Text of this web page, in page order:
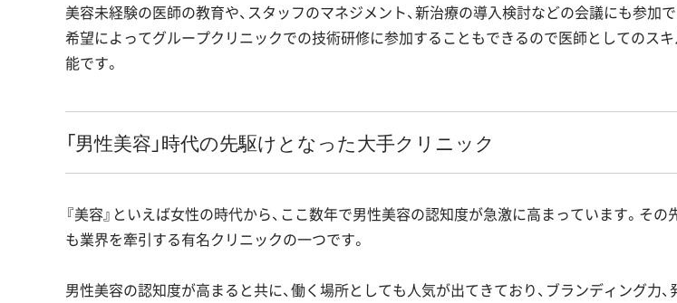
美容未経験の医師の教育や、スタッフのマネジメント、新治療の導入検討などの会議にも参加で
希望によってグループクリニックでの技術研修に参加することもできるので医師としてのス
能です。
「男性美容」時代の先駆けとなった大手クリニック
『美容』といえば女性の時代から、ここ数年で男性美容の認知度が急激に高まっています。その
も業界を牽引する有名クリニックの一つです。
男性美容の認知度が高まると共に、働く場所としても人気が出てきており、ブランディング力、